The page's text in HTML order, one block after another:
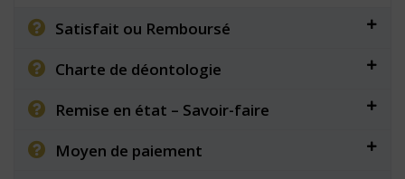
Satisfait ou Remboursé
Charte de déontologie
Remise en état – Savoir-faire
Moyen de paiement